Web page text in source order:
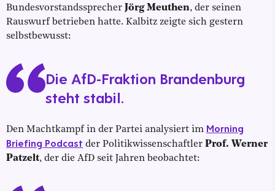
Bundesvorstandssprecher Jörg Meuthen, der seinen
Rauswurf betrieben hatte. Kalbitz zeigte sich gestern
selbstbewusst:
Die AfD-Fraktion Brandenburg
steht stabil.
Den Machtkampf in der Partei analysiert im Morning
Briefing Podcast der Politikwissenschaftler Prof. Werner
Patzelt, der die AfD seit Jahren beobachtet: